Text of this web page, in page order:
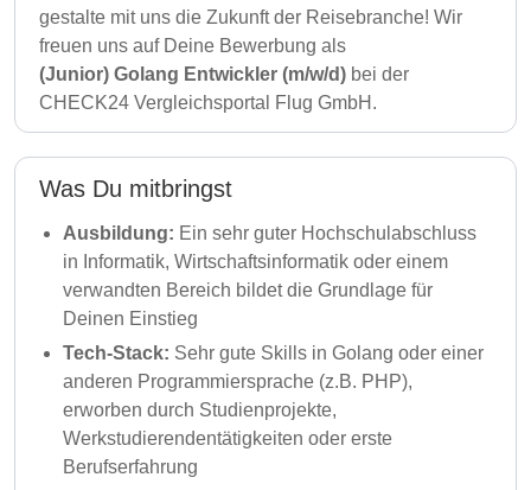
gestalte mit uns die Zukunft der Reisebranche! Wir
freuen uns auf Deine Bewerbung als
(Junior) Golang Entwickler (m/w/d) bei der
CHECK24 Vergleichsportal Flug GmbH.
Was Du mitbringst
Ausbildung: Ein sehr guter Hochschulabschluss
in Informatik, Wirtschaftsinformatik oder einem
verwandten Bereich bildet die Grundlage für
Deinen Einstieg
Tech-Stack: Sehr gute Skills in Golang oder einer
anderen Programmiersprache (z.B. PHP),
erworben durch Studienprojekte,
Werkstudierendentätigkeiten oder erste
Berufserfahrung